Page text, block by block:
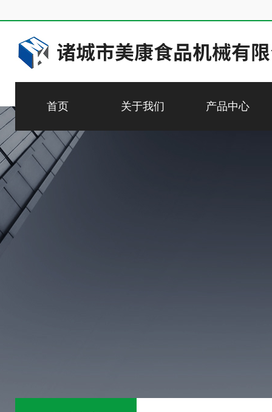
首页 关于我们 产品中心